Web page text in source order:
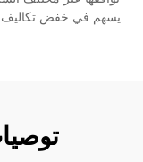
يسهم في خفض تكاليف